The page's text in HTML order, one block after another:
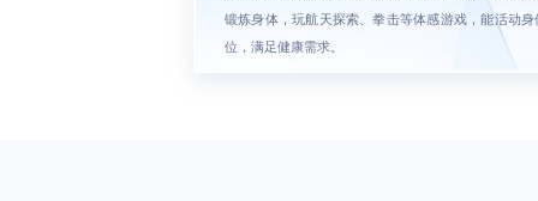
锻炼身体，玩航天探索、拳击等体感游戏，能活动身
位，满足健康需求。